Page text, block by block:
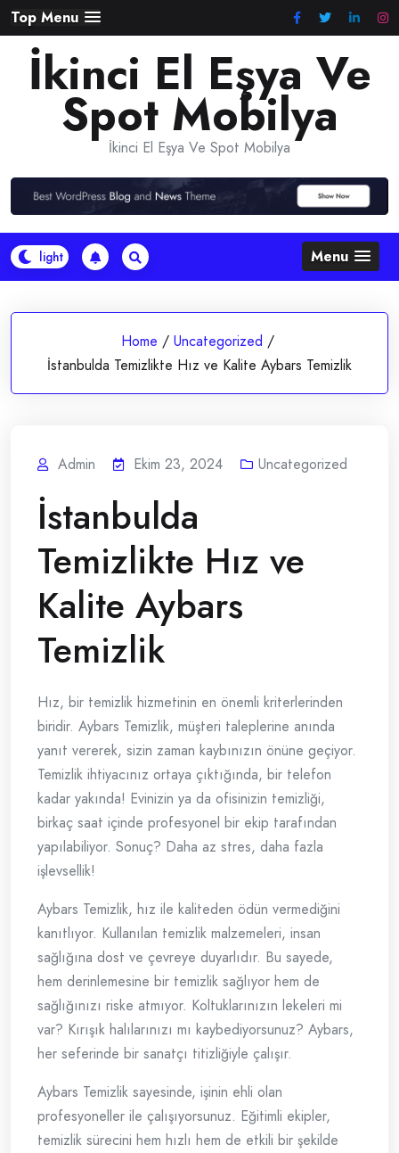
Skip
to
content
Top Menu
İkinci El Eşya Ve
Spot Mobilya
İkinci El Eşya Ve Spot Mobilya
Menu
Home / Uncategorized /
İstanbulda Temizlikte Hız ve Kalite Aybars Temizlik
Admin Ekim 23, 2024 Uncategorized
İstanbulda
Temizlikte Hız ve
Kalite Aybars
Temizlik
Hız, bir temizlik hizmetinin en önemli kriterlerinden
biridir. Aybars Temizlik, müşteri taleplerine anında
yanıt vererek, sizin zaman kaybınızın önüne geçiyor.
Temizlik ihtiyacınız ortaya çıktığında, bir telefon
kadar yakında! Evinizin ya da ofisinizin temizliği,
birkaç saat içinde profesyonel bir ekip tarafından
yapılabiliyor. Sonuç? Daha az stres, daha fazla
işlevsellik!
Aybars Temizlik, hız ile kaliteden ödün vermediğini
kanıtlıyor. Kullanılan temizlik malzemeleri, insan
sağlığına dost ve çevreye duyarlıdır. Bu sayede,
hem derinlemesine bir temizlik sağlıyor hem de
sağlığınızı riske atmıyor. Koltuklarınızın lekeleri mi
var? Kırışık halılarınızı mı kaybediyorsunuz? Aybars,
her seferinde bir sanatçı titizliğiyle çalışır.
Aybars Temizlik sayesinde, işinin ehli olan
profesyoneller ile çalışıyorsunuz. Eğitimli ekipler,
temizlik sürecini hem hızlı hem de etkili bir şekilde